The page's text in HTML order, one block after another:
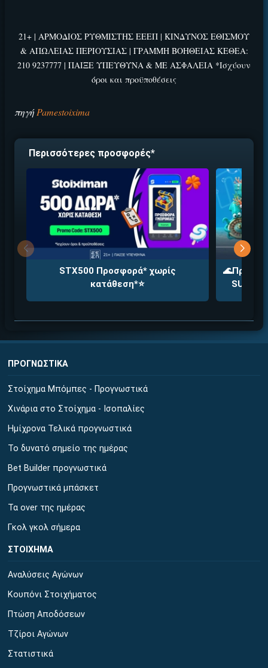
21+ | ΑΡΜΟΔΙΟΣ ΡΥΘΜΙΣΤΗΣ ΕΕΕΠ | ΚΙΝΔΥΝΟΣ ΕΘΙΣΜΟΥ
& ΑΠΩΛΕΙΑΣ ΠΕΡΙΟΥΣΙΑΣ | ΓΡΑΜΜΗ ΒΟΗΘΕΙΑΣ ΚΕΘΕΑ:
210 9237777 | ΠΑΙΞΕ ΥΠΕΥΘΥΝΑ & ΜΕ ΑΣΦΑΛΕΙΑ *Ισχύουν
όροι και προϋποθέσεις
πηγήPamestoixima
Περισσότερες προσφορές*
STX500 Προσφορά* χωρίς
κατάθεση*⭐
ΠΡΟΓΝΩΣΤΙΚΑ
Στοίχημα Μπόμπες - Προγνωστικά
Χινάρια στο Στοίχημα - Ισοπαλίες
Ημίχρονα Τελικά προγνωστικά
Το δυνατό σημείο της ημέρας
Bet Builder προγνωστικά
Προγνωστικά μπάσκετ
Τα over της ημέρας
Γκολ γκολ σήμερα
ΣΤΟΙΧΗΜΑ
Αναλύσεις Αγώνων
Κουπόνι Στοιχήματος
Πτώση Αποδόσεων
Τζίροι Αγώνων
Στατιστικά
ΕΓΚΡΙΣΗ ΑΠΟ ΑΡΧΟΝΤΑ ΕΓΚΡΙΣΗ ΑΠΟ ΑΡΧΟΝΤΑ
Γρήγορες αναλήψεις
↪ΠΑΙΞΕ ΝΟΜΙΜΑ
ΕΕΕΠ | 21+ | ΠΑΙΞΕ ΥΠΕΥΘΥΝΑ